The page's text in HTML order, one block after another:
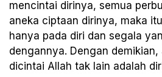
mencintai dirinya, semua
aneka ciptaan dirinya, maka
hanya pada diri dan segala
dengannya. Dengan
dicintai Allah tak lain adalah